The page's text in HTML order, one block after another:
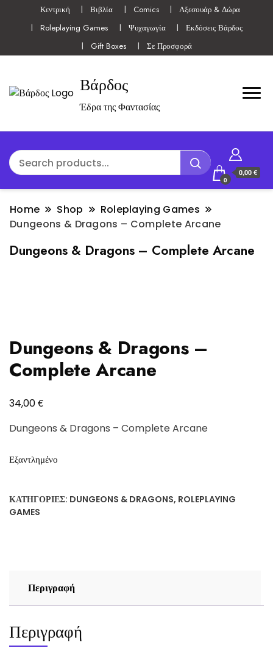
Κεντρική Βιβλία Comics
Αξεσουάρ & Δώρα
Roleplaying Games
Ψυχαγωγία
Εκδόσεις Βάρδος
Gift Boxes
Σε Προσφορά
Βάρδος
Έδρα της Φαντασίας
0
0,00 €
Home Shop
Roleplaying Games
Dungeons & Dragons – Complete Arcane
Dungeons & Dragons – Complete Arcane
Dungeons & Dragons –
Complete Arcane
34,00€
Dungeons & Dragons – Complete Arcane
Εξαντλημένο
ΚΑΤΗΓΟΡΊΕΣ: DUNGEONS & DRAGONS, ROLEPLAYING
GAMES
Περιγραφή
Περιγραφή